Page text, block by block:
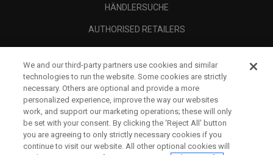
HÄNDLERSUCHE
AUTHORISED RETAILERS
UNTERNEHMENSPROFIL
RECHTLICHES-
We and our third-party partners use cookies and similar
technologies to run the website. Some cookies are strictly
necessary. Others are optional and provide a more
personalized experience, improve the way our websites
work, and support our marketing operations; these will only
be set with your consent. By clicking the ‘Reject All' button
you are agreeing to only strictly necessary cookies if you
continue to visit our website. All other optional cookies will